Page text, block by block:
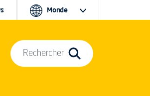
Monde
Rechercher